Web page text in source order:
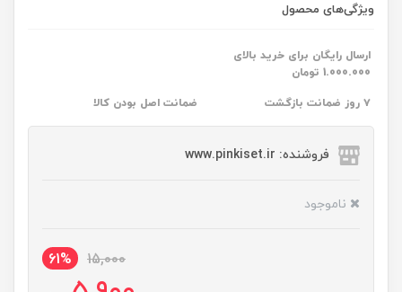
ویژگی‌های محصول
ارسال رایگان برای خرید بالای
1.000.000 تومان
۷ روز ضمانت بازگشت ضمانت اصل بودن کالا
فروشنده: www.pinkiset.ir
ناموجود
15,000
61%